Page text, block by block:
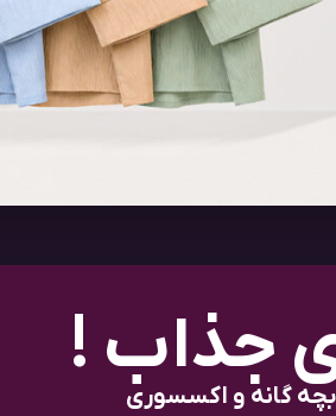
جذاب !
بچه گانه و اکسسوری